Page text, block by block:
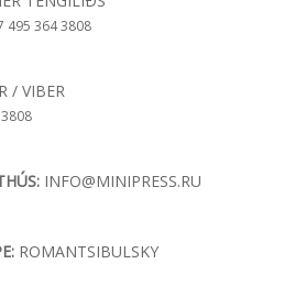
495 364 3808
/ VIBER
INFO@MINIPRESS.RU
ROMANTSIBULSKY